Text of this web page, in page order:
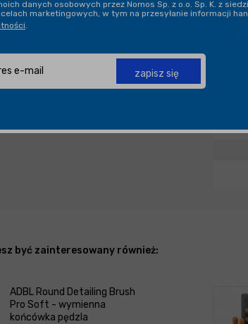
DOSTAWA OD 199,90 ZŁ
być zainteresowany również:
ADBL Round Detailing Brush
Pro Soft - wymienna
końcówka pędzla
danych osobowych przez Nomos Sp. z o.o. Sp. K. z
marketingowych, w tym na przesyłanie informacji
zapisz się